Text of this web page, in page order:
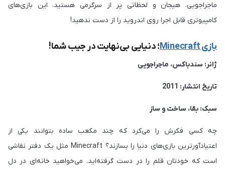
ماجراجویی، هیجان و لحظاتی پر از سرگرمی هستید، این بازی‌های
کامپیوتری قابل اجرا روی اندروید را از دست ندهید!
بازی Minecraft ؛ دنیایی بی‌نهایت در جیب شما!
ژانر: سندباکس، ماجراجویی
تاریخ انتشار: 2011
سبک: بقا، ساخت و ساز
چه کسی فکرش را می‌کرد که چند مکعب ساده بتوانند یکی از
اعتیادآورترین بازی‌های دنیا را بسازند؟ Minecraft مثل یک دفتر نقاشی
است که خودتان قلم را در دست گرفته‌اید. می‌خواهید خانه‌ای در دل